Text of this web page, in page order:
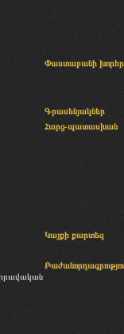
Փաստաբանի
Գրասենյակներ
Հարց-պատասխան
իրավական
Կայքի քարտեզ